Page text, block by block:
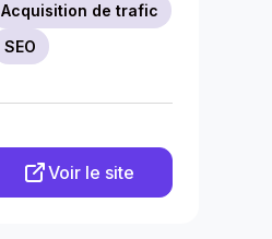
Acquisition de trafic
SEO
Voir le site